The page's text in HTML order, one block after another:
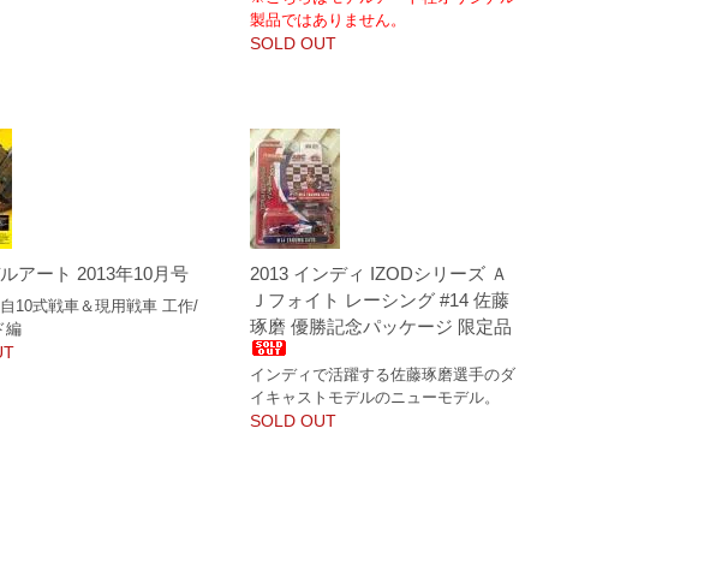
製品ではありません。
SOLD OUT
アート 2013年10月号
10式戦車＆現用戦車 工作/
編
2013 インディ IZODシリーズ Ａ
Ｊフォイト レーシング #14 佐藤
琢磨 優勝記念パッケージ 限定品
インディで活躍する佐藤琢磨選手のダ
イキャストモデルのニューモデル。
SOLD OUT